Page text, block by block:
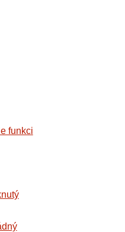
funkci